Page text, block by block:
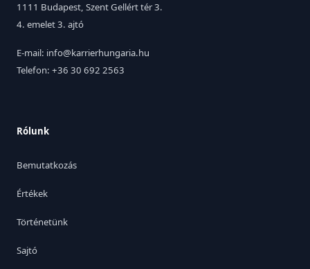
1111 Budapest, Szent Gellért tér 3.
4. emelet 3. ajtó
E-mail: info@karrierhungaria.hu
Telefon: +36 30 692 2563
Rólunk
Bemutatkozás
Értékek
Történetünk
Sajtó